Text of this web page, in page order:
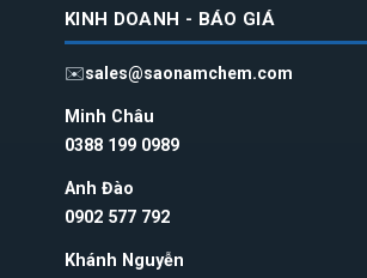
KINH DOANH - BÁO GIÁ
✉️sales@saonamchem.com
Minh Châu
0388 199 0989
Anh Đào
0902 577 792
Khánh Nguyễn